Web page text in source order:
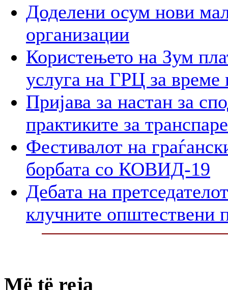
Доделени осум нови
организации
Користењето на Зум
услуга на ГРЦ за време
Пријава за настан за
практиките за
Фестивалот на
борбата со КОВИД-19
Дебата на
клучните општествени
Më të reja